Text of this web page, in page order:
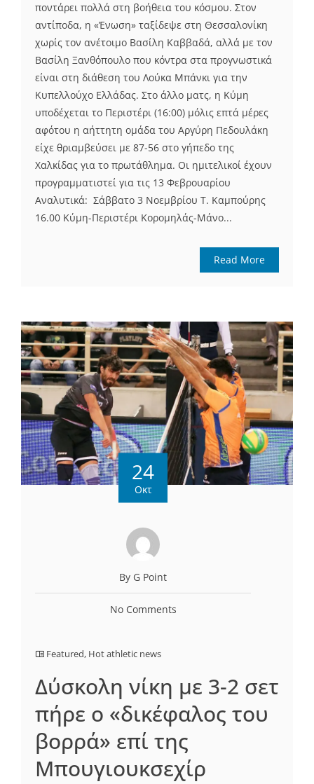
ποντάρει πολλά στη βοήθεια του κόσμου. Στον
αντίποδα, η «Ένωση» ταξίδεψε στη Θεσσαλονίκη
χωρίς τον ανέτοιμο Βασίλη Καββαδά, αλλά με τον
Βασίλη Ξανθόπουλο που κόντρα στα προγνωστικά
είναι στη διάθεση του Λούκα Μπάνκι για την
Κυπελλούχο Ελλάδας. Στο άλλο ματς, η Κύμη
υποδέχεται το Περιστέρι (16:00) μόλις επτά μέρες
αφότου η αήττητη ομάδα του Αργύρη Πεδουλάκη
είχε θριαμβεύσει με 87-56 στο γήπεδο της
Χαλκίδας για το πρωτάθλημα. Οι ημιτελικοί έχουν
προγραμματιστεί για τις 13 Φεβρουαρίου
Αναλυτικά: Σάββατο 3 Νοεμβρίου Τ. Καμπούρης
16.00 Κύμη-Περιστέρι Κορομηλάς-Μάνο...
Read More
24
Οκτ
By G Point
No Comments
Featured, Hot athletic news
Δύσκολη νίκη με 3-2 σετ
πήρε ο «δικέφαλος του
βορρά» επί της
Μπουγιουκσεχίρ